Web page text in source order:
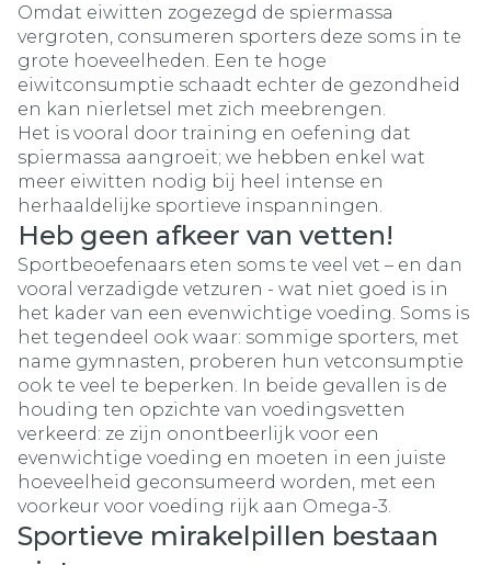
Omdat eiwitten zogezegd de spiermassa
vergroten, consumeren sporters deze soms in te
grote hoeveelheden. Een te hoge
eiwitconsumptie schaadt echter de gezondheid
en kan nierletsel met zich meebrengen.
Het is vooral door training en oefening dat
spiermassa aangroeit; we hebben enkel wat
meer eiwitten nodig bij heel intense en
herhaaldelijke sportieve inspanningen.
Heb geen afkeer van vetten!
Sportbeoefenaars eten soms te veel vet – en dan
vooral verzadigde vetzuren - wat niet goed is in
het kader van een evenwichtige voeding. Soms is
het tegendeel ook waar: sommige sporters, met
name gymnasten, proberen hun vetconsumptie
ook te veel te beperken. In beide gevallen is de
houding ten opzichte van voedingsvetten
verkeerd: ze zijn onontbeerlijk voor een
evenwichtige voeding en moeten in een juiste
hoeveelheid geconsumeerd worden, met een
voorkeur voor voeding rijk aan Omega-3.
Sportieve mirakelpillen bestaan